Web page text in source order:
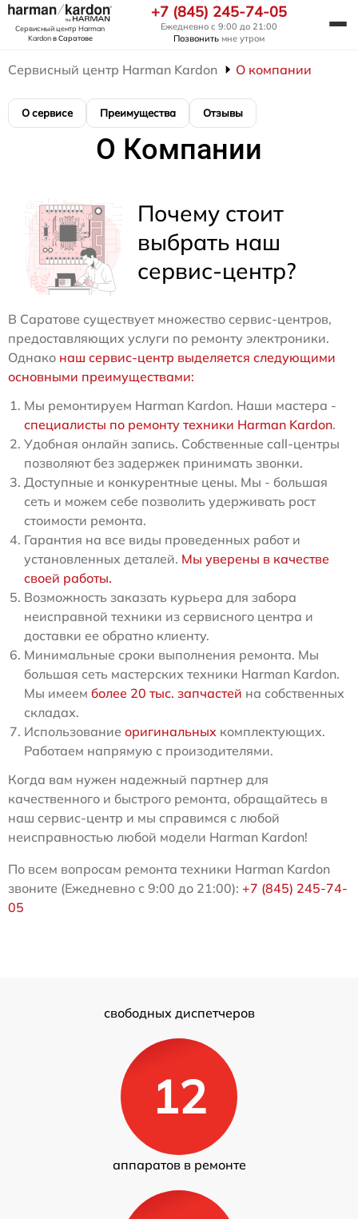
Сервисный центр Harman
Kardonв Саратове
+7 (845) 245-74-05
Ежедневно с 9:00 до 21:00
Позвонить мне утром
Сервисный центр Harman Kardon О компании
О сервисе Преимущества Отзывы
О Компании
Почему стоит
выбрать наш
сервис-центр?
В Саратове существует множество сервис-центров,
предоставляющих услуги по ремонту электроники.
Однако наш сервис-центр выделяется следующими
основными преимуществами:
Мы ремонтируем Harman Kardon. Наши мастера -
специалисты по ремонту техники Harman Kardon.
Удобная онлайн запись. Собственные call-центры
позволяют без задержек принимать звонки.
Доступные и конкурентные цены. Мы - большая
сеть и можем себе позволить удерживать рост
стоимости ремонта.
Гарантия на все виды проведенных работ и
установленных деталей. Мы уверены в качестве
своей работы.
Возможность заказать курьера для забора
неисправной техники из сервисного центра и
доставки ее обратно клиенту.
Минимальные сроки выполнения ремонта. Мы
большая сеть мастерских техники Harman Kardon.
Мы имеем более 20 тыс. запчастей на собственных
складах.
Использование оригинальных комплектующих.
Работаем напрямую с произодителями.
Когда вам нужен надежный партнер для
качественного и быстрого ремонта, обращайтесь в
наш сервис-центр и мы справимся с любой
неисправностью любой модели Harman Kardon!
По всем вопросам ремонта техники Harman Kardon
звоните (Ежедневно с 9:00 до 21:00): +7 (845) 245-74-
05
свободных диспетчеров
12
аппаратов в ремонте